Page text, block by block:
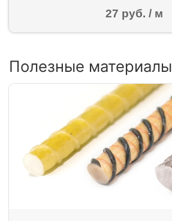
27 руб. / м
Полезные материалы